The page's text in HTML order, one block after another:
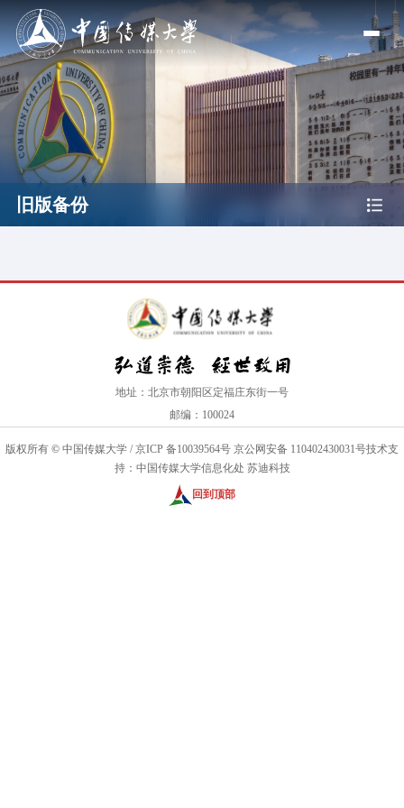
旧版备份
地址：北京市朝阳区定福庄东街一号
邮编：100024
版权所有 © 中国传媒大学 /京ICP 备10039564号 京公网安备 110402430031号技术支
持：中国传媒大学信息化处 苏迪科技
回到顶部